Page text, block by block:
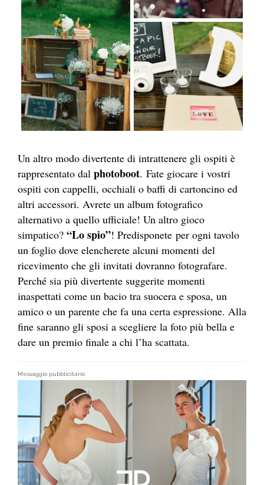
Un altro modo divertente di intrattenere gli ospiti è
rappresentato dal photoboot. Fate giocare i vostri
ospiti con cappelli, occhiali o baffi di cartoncino ed
altri accessori. Avrete un album fotografico
alternativo a quello ufficiale! Un altro gioco
simpatico? “Lo spio”! Predisponete per ogni tavolo
un foglio dove elencherete alcuni momenti del
ricevimento che gli invitati dovranno fotografare.
Perché sia più divertente suggerite momenti
inaspettati come un bacio tra suocera e sposa, un
amico o un parente che fa una certa espressione. Alla
fine saranno gli sposi a scegliere la foto più bella e
dare un premio finale a chi l’ha scattata.
Messaggio pubblicitario